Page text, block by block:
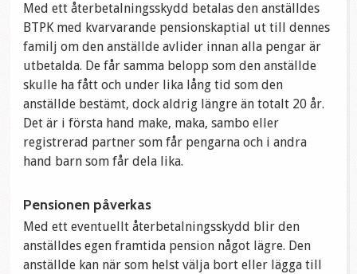
Med ett återbetalningsskydd betalas den anställdes
BTPK med kvarvarande pensionskaptial ut till dennes
familj om den anställde avlider innan alla pengar är
utbetalda. De får samma belopp som den anställde
skulle ha fått och under lika lång tid som den
anställde bestämt, dock aldrig längre än totalt 20 år.
Det är i första hand make, maka, sambo eller
registrerad partner som får pengarna och i andra
hand barn som får dela lika.
Pensionen påverkas
Med ett eventuellt återbetalningsskydd blir den
anställdes egen framtida pension något lägre. Den
anställde kan när som helst välja bort eller lägga till